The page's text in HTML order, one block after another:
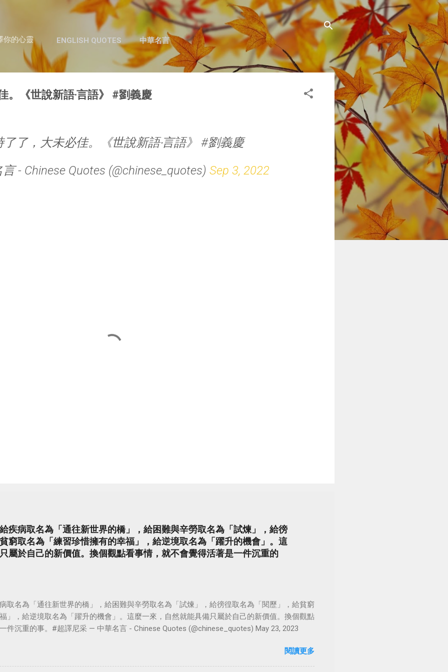
跳至主要內容
你的心靈 ENGLISH QUOTES 中華名言
。《世說新語‧言語》 #劉義慶
了了，大未必佳。《世說新語‧言語》 #劉義慶
- Chinese Quotes (@chinese_quotes) Sep 3, 2022
疾病取名為「通往新世界的橋」，給困難與辛勞取名為「試煉」，給徬
窮取名為「練習珍惜擁有的幸福」，給逆境取名為「躍升的機會」。這
屬於自己的新價值。換個觀點看事情，就不會覺得活著是一件沉重的
取名為「通往新世界的橋」，給困難與辛勞取名為「試煉」，給徬徨取名為「閱歷」，給貧窮
」，給逆境取名為「躍升的機會」。這麼一來，自然就能具備只屬於自己的新價值。換個觀點
件沉重的事。#超譯尼采 — 中華名言 - Chinese Quotes (@chinese_quotes) May 23, 2023
閱讀更多